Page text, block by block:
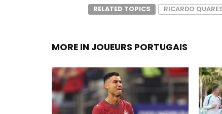
RELATED TOPICS RICARDO
MORE IN JOUEURS PORTUGAIS